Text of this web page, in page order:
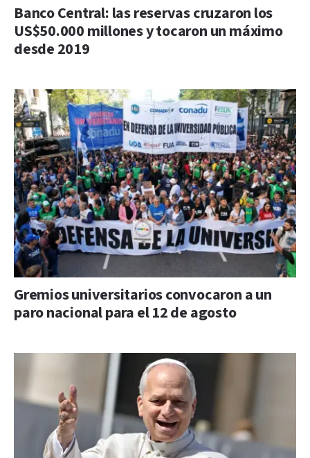
Banco Central: las reservas cruzaron los
US$50.000 millones y tocaron un máximo
desde 2019
Gremios universitarios convocaron a un
paro nacional para el 12 de agosto